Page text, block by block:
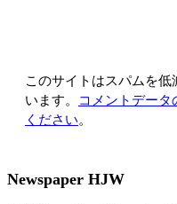
このサイトはスパムを
います。 コメントデー
ください。
Newspaper HJW